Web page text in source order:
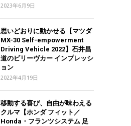
2023年6月9日
思いどおりに動かせる【マツダ
MX-30 Self-empowerment
Driving Vehicle 2022】石井昌
道のビリーヴカー インプレッシ
ョン
2022年4月19日
移動する喜び、自由が味わえる
クルマ【ホンダ フィット／
Honda・フランツシステム 足